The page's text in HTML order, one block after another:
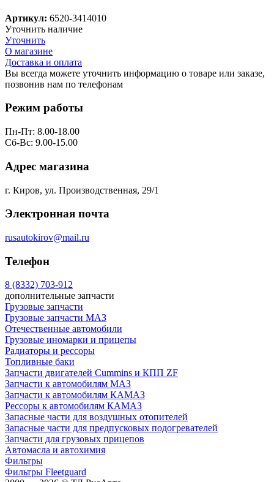
Артикул: 6520-3414010
Уточнить наличие
Уточнить
О магазине
Доставка и оплата
Вы всегда можете уточнить информацию о товаре или заказе,
позвонив нам по телефонам
Режим работы
Пн-Пт: 8.00-18.00
Сб-Вс: 9.00-15.00
Адрес магазина
г. Киров, ул. Производственная, 29/1
Электронная почта
rusautokirov@mail.ru
Телефон
8 (8332) 703-912
дополнительные запчасти
Грузовые запчасти
Грузовые запчасти МАЗ
Отечественные автомобили
Грузовые иномарки и прицепы
Радиаторы и рессоры
Топливные баки
Запчасти двигателей Cummins и КПП ZF
Запчасти к автомобилям МАЗ
Запчасти к автомобилям КАМАЗ
Рессоры к автомобилям КАМАЗ
Запасные части для воздушных отопителей
Запасные части для предпусковых подогревателей
Запчасти для грузовых прицепов
Автомасла и автохимия
Фильтры
Фильтры Fleetguard